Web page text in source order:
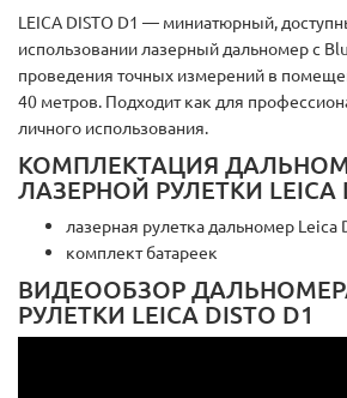
LEICA DISTO D1 — миниатюрный,
использовании лазерный дальномер с
проведения точных измерений в
40 метров. Подходит как для
личного использования.
КОМПЛЕКТАЦИЯ
ЛАЗЕРНОЙ РУЛЕТКИ LEICA
лазерная рулетка дальномер Leica
комплект батареек
ВИДЕООБЗОР
РУЛЕТКИ LEICA DISTO D1